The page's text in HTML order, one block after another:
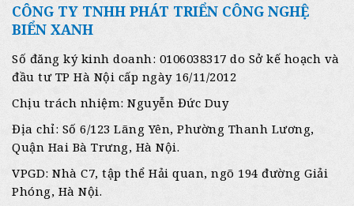
CÔNG TY TNHH PHÁT TRIỂN CÔNG NGHỆ
BIỂN XANH
Số đăng ký kinh doanh: 0106038317 do Sở kế hoạch và
đầu tư TP Hà Nội cấp ngày 16/11/2012
Chịu trách nhiệm: Nguyễn Đức Duy
Địa chỉ: Số 6/123 Lãng Yên, Phường Thanh Lương,
Quận Hai Bà Trưng, Hà Nội.
VPGD: Nhà C7, tập thể Hải quan, ngõ 194 đường Giải
Phóng, Hà Nội.